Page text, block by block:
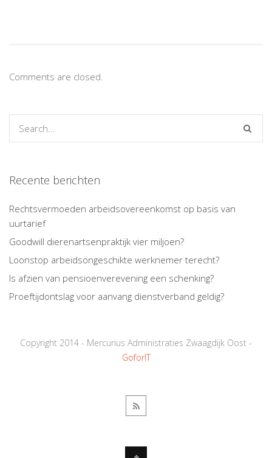
Comments are closed.
Recente berichten
Rechtsvermoeden arbeidsovereenkomst op basis van
uurtarief
Goodwill dierenartsenpraktijk vier miljoen?
Loonstop arbeidsongeschikte werknemer terecht?
Is afzien van pensioenverevening een schenking?
Proeftijdontslag voor aanvang dienstverband geldig?
Copyright 2014 - Mercurius Administraties Zwaagdijk Oost -
GoforIT